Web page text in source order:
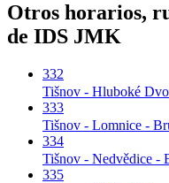
Otros horarios,
de IDS JMK
332
Tišnov - Hluboké
333
Tišnov - Lomnice -
334
Tišnov - Nedvědice -
335